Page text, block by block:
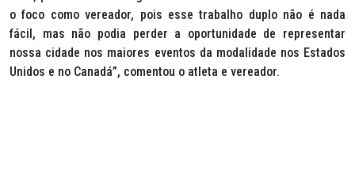
o foco como vereador, pois esse trabalho duplo não é nada
fácil, mas não podia perder a oportunidade de representar
nossa cidade nos maiores eventos da modalidade nos Estados
Unidos e no Canadá”, comentou o atleta e vereador.